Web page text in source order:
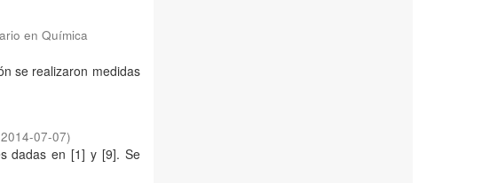
en Química
se realizaron medidas
2014-07-07)
dadas en [1] y [9]. Se